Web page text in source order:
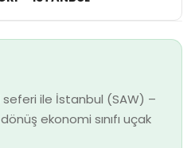
ile İstanbul (SAW) –
ekonomi sınıfı uçak